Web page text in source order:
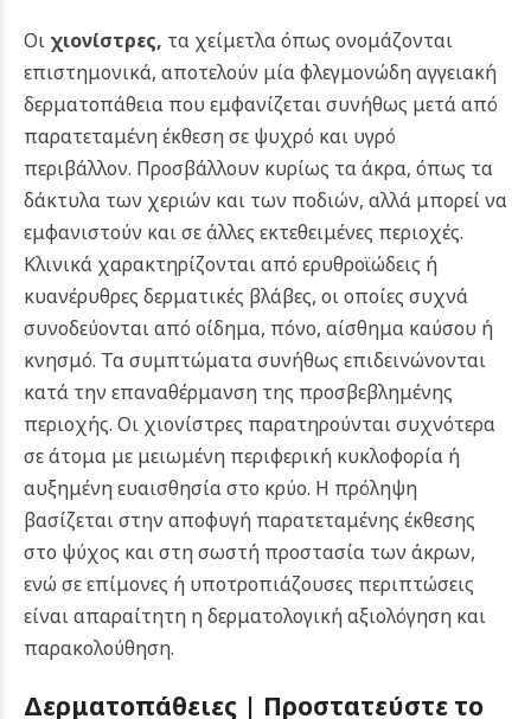
Οι χιονίστρες, τα χείμετλα όπως ονομάζονται
επιστημονικά, αποτελούν μία φλεγμονώδη αγγειακή
δερματοπάθεια που εμφανίζεται συνήθως μετά από
παρατεταμένη έκθεση σε ψυχρό και υγρό
περιβάλλον. Προσβάλλουν κυρίως τα άκρα, όπως τα
δάκτυλα των χεριών και των ποδιών, αλλά μπορεί να
εμφανιστούν και σε άλλες εκτεθειμένες περιοχές.
Κλινικά χαρακτηρίζονται από ερυθροϊώδεις ή
κυανέρυθρες δερματικές βλάβες, οι οποίες συχνά
συνοδεύονται από οίδημα, πόνο, αίσθημα καύσου ή
κνησμό. Τα συμπτώματα συνήθως επιδεινώνονται
κατά την επαναθέρμανση της προσβεβλημένης
περιοχής. Οι χιονίστρες παρατηρούνται συχνότερα
σε άτομα με μειωμένη περιφερική κυκλοφορία ή
αυξημένη ευαισθησία στο κρύο. Η πρόληψη
βασίζεται στην αποφυγή παρατεταμένης έκθεσης
στο ψύχος και στη σωστή προστασία των άκρων,
ενώ σε επίμονες ή υποτροπιάζουσες περιπτώσεις
είναι απαραίτητη η δερματολογική αξιολόγηση και
παρακολούθηση.
Δερματοπάθειες | Προστατεύστε το